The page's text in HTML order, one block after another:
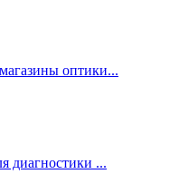
оптики...
диагностики ...